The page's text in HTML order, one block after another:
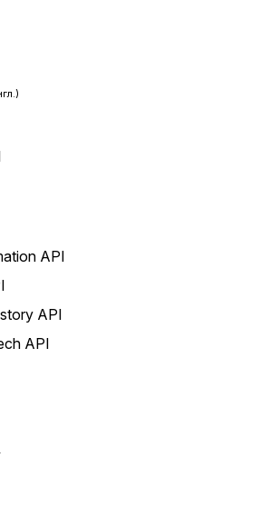
API
API
API